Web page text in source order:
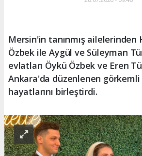
Mersin'in tanınmış ailelerinden
Özbek ile Aygül ve Süleyman
evlatları Öykü Özbek ve Eren
Ankara'da düzenlenen
hayatlarını birleştirdi.